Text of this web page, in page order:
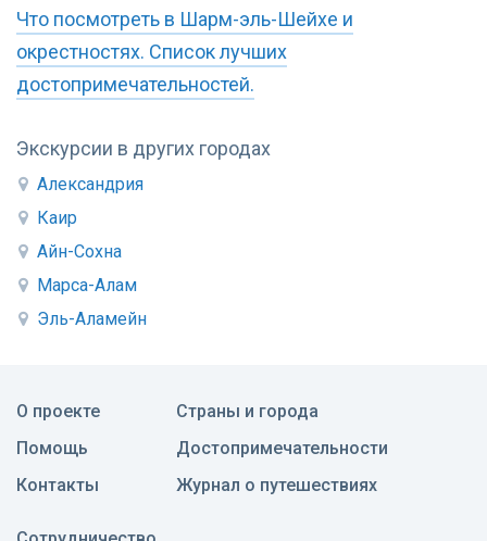
Экскурсии в других городах
Александрия
Каир
Айн-Сохна
Марса-Алам
Эль-Аламейн
Что посмотреть в Шарм-эль-Шейхе и
окрестностях. Список лучших
достопримечательностей.
О проекте
Помощь
Контакты
Страны и города
Достопримечательности
Журнал о путешествиях